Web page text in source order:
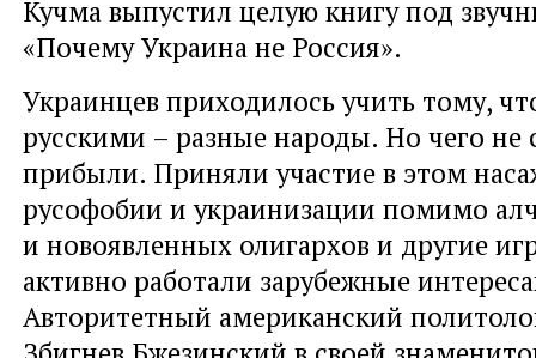
Кучма выпустил целую книгу под
«Почему Украина не Россия».
Украинцев приходилось учить тому,
русскими – разные народы. Но чего не
прибыли. Приняли участие в этом
русофобии и украинизации помимо
и новоявленных олигархов и другие
активно работали зарубежные
Авторитетный американский